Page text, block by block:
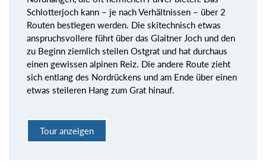
Schlotterjoch kann – je nach Verhältnissen – über 2
Routen bestiegen werden. Die skitechnisch etwas
anspruchsvollere führt über das Glaitner Joch und den
zu Beginn ziemlich steilen Ostgrat und hat durchaus
einen gewissen alpinen Reiz. Die andere Route zieht
sich entlang des Nordrückens und am Ende über einen
etwas steileren Hang zum Grat hinauf.
Tour anzeigen